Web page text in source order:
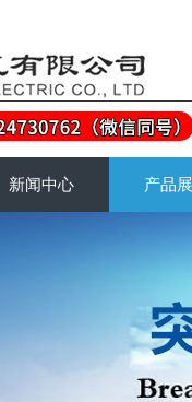
新闻中心 产品